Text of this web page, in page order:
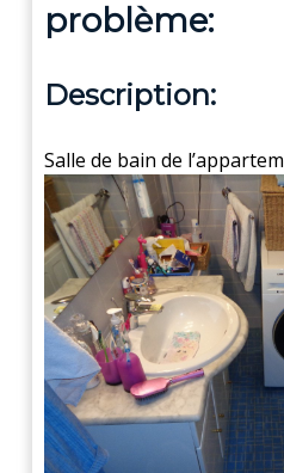
problème:
Description:
Salle de bain de